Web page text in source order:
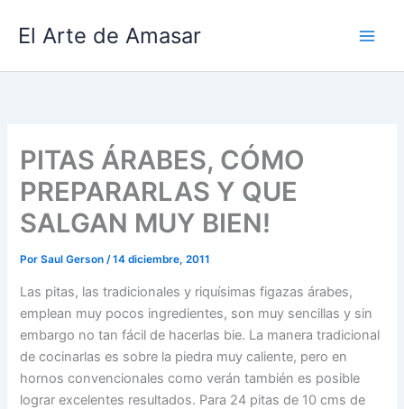
El Arte de Amasar
PITAS ÁRABES, CÓMO
PREPARARLAS Y QUE
SALGAN MUY BIEN!
PorSaul Gerson/14 diciembre, 2011
Las pitas, las tradicionales y riquísimas figazas árabes,
emplean muy pocos ingredientes, son muy sencillas y sin
embargo no tan fácil de hacerlas bie. La manera tradicional
de cocinarlas es sobre la piedra muy caliente, pero en
hornos convencionales como verán también es posible
lograr excelentes resultados. Para 24 pitas de 10 cms de